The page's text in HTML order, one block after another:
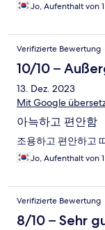
Jo, Aufenthalt von
Verifizierte Bewertung
10/10 –
13. Dez. 2023
Mit Google
아늑하고 편안함
조용하고 편안하고
Jo, Aufenthalt von
Verifizierte Bewertung
8/10 – Sehr